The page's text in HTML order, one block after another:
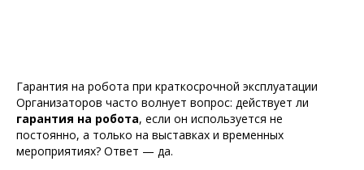
Гарантия на робота при краткосрочной эксплуатации
Организаторов часто волнует вопрос: действует ли
гарантия на робота, если он используется не
постоянно, а только на выставках и временных
мероприятиях? Ответ — да.